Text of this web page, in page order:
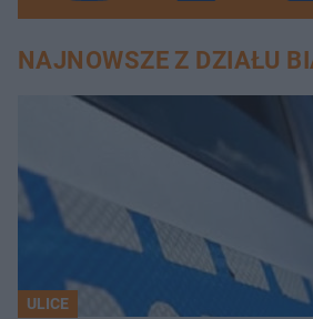
NAJNOWSZE Z DZIAŁU
ULICE